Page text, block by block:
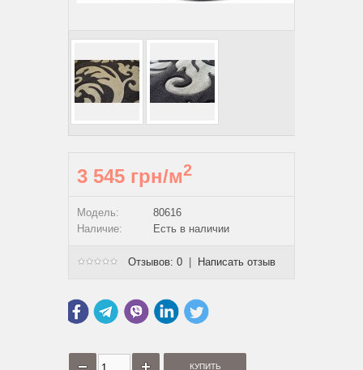
3 545 грн/м2
Модель:
80616
Наличие:
Есть в наличии
Отзывов: 0 Написать отзыв